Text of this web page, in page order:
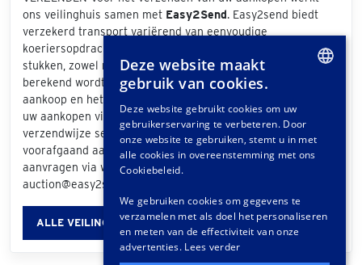
ons veilinghuis samen met Easy2Send. Easy2send biedt
verzekerd transport variërend van eenvoudige
koeriersopdrachten tot het vervoeren van exclusieve
stukken, zowel nationaal als internationaal. De prijs die
berekend wordt is afhankelijk van de grootte van uw
aankoop en het bezorgadres. Als u bij de afhandeling van
uw aankopen via het klantportaal "Easy2Send" als
verzendwijze selecteert, ontvangt u een offerte. Ook
voorafgaand aan de veiling kunt u vrijblijvend een offerte
aanvragen via www.easy2send.nl/veilingen |
auction@easy2send.nl | Telefoon: (+31) 88 330 0999.
ALLE VEILINGINFORMATIE
GERMAN
FRENCH
Deze website maakt
gebruik van cookies.
Deze website gebruikt cookies om uw
gebruikerservaring te verbeteren. Door
onze website te gebruiken, stemt u in met
alle cookies in overeenstemming met ons
Cookiebeleid.
We gebruiken cookies om gegevens te
verzamelen met als doel het personaliseren
en meten van de effectiviteit van onze
advertenties. Lees verder